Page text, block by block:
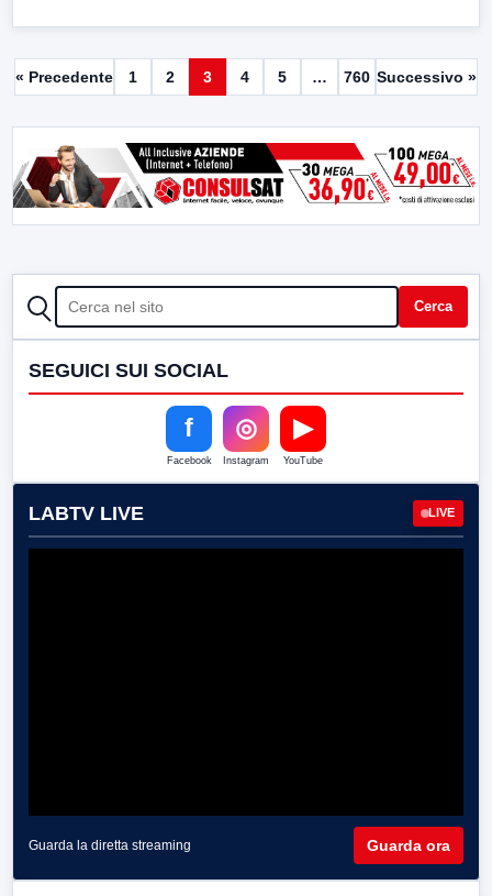
« Precedente 1 2 3 4 5 … 760 Successivo »
CERCA Cerca
SEGUICI SUI SOCIAL
f
Facebook
◎
Instagram
▶
YouTube
LABTV LIVE LIVE
Guarda la diretta streaming Guarda ora